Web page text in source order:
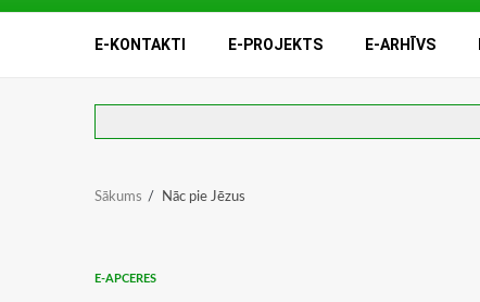
E-KONTAKTI E-PROJEKTS E-ARHĪVS
Sākums Nāc pie Jēzus
E-APCERES